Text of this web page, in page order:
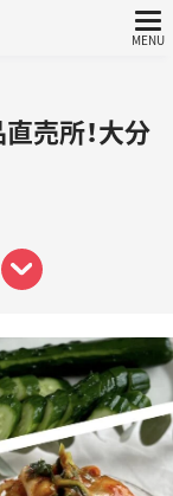
売所！大分